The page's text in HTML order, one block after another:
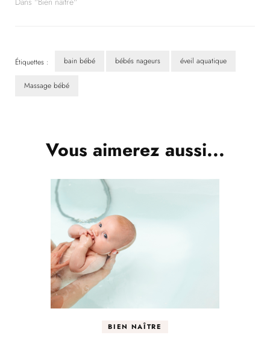
Étiquettes : bain bébé bébés nageurs éveil aquatique
Massage bébé
Vous aimerez aussi...
BIEN NAÎTRE